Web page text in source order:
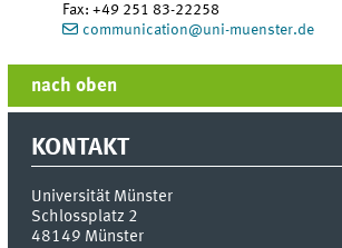
Fax:+49 251 83-22258
communication@uni-muenster.de
nach oben
KONTAKT
Universität Münster
Schlossplatz 2
48149 Münster